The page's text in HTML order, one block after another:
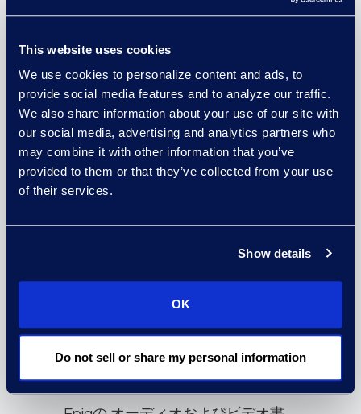
This website uses cookies
We use cookies to personalize content and ads, to
provide social media features and to analyze our traffic.
We also share information about your use of our site with
our social media, advertising and analytics partners who
may combine it with other information that you’ve
provided to them or that they’ve collected from your use
of their services.
Show details
OK
Do not sell or share my personal information
Epiqは、仲裁、訴訟、規制調査、ま
ーズで、リアルタイムの裁判記録の
提供から証拠の電子提示まで、包括
的なサービスを提供します。
預託
Epiqは、世界最大の経験豊富な国際
裁判記者プールを持ち、リアルタイ
ています。 20年以上にわたり、銀
行業務および金融、エネルギー、建
および証券の分野で、国境を越えた
てきました。
裁判書き起こし